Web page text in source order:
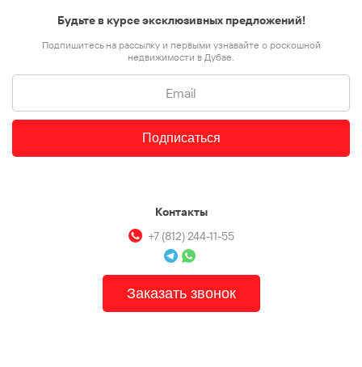
Контакты
+7 (812) 244-11-55
Заказать звонок
Будьте в курсе эксклюзивных предложений!
Подпишитесь на рассылку и первыми узнавайте о роскошной
недвижимости в Дубае.
Подписаться